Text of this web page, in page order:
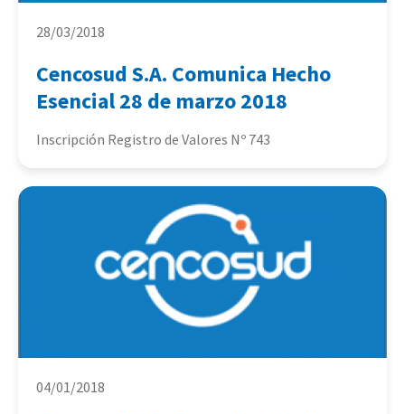
28/03/2018
Cencosud S.A. Comunica Hecho
Esencial 28 de marzo 2018
Inscripción Registro de Valores Nº 743
04/01/2018